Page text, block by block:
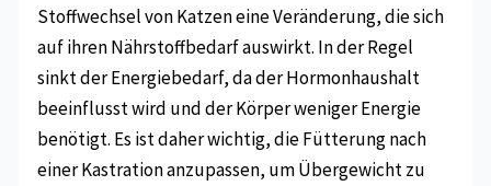
Stoffwechsel von Katzen eine Veränderung, die sich
auf ihren Nährstoffbedarf auswirkt. In der Regel
sinkt der Energiebedarf, da der Hormonhaushalt
beeinflusst wird und der Körper weniger Energie
benötigt. Es ist daher wichtig, die Fütterung nach
einer Kastration anzupassen, um Übergewicht zu